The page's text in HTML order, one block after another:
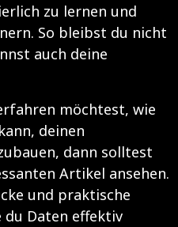
zu lernen und
So bleibst du nicht
auch deine
möchtest, wie
deinen
dann solltest
Artikel ansehen.
und praktische
du Daten effektiv